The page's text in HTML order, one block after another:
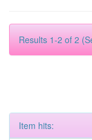
Results 1-2 of 2
Item hits: